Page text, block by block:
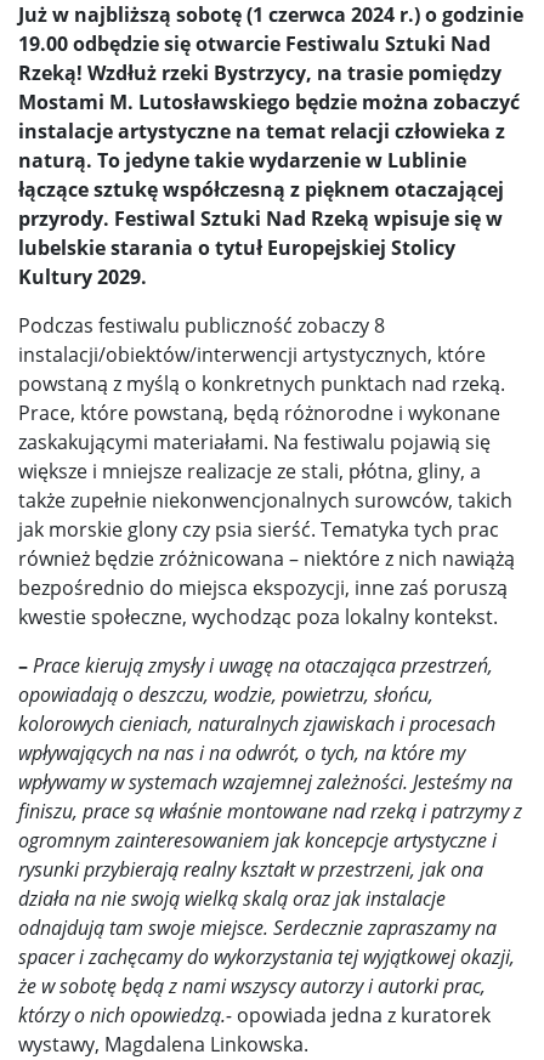
Już w najbliższą sobotę (1 czerwca 2024 r.) o godzinie
19.00 odbędzie się otwarcie Festiwalu Sztuki Nad
Rzeką! Wzdłuż rzeki Bystrzycy, na trasie pomiędzy
Mostami M. Lutosławskiego będzie można zobaczyć
instalacje artystyczne na temat relacji człowieka z
naturą. To jedyne takie wydarzenie w Lublinie
łączące sztukę współczesną z pięknem otaczającej
przyrody. Festiwal Sztuki Nad Rzeką wpisuje się w
lubelskie starania o tytuł Europejskiej Stolicy
Kultury 2029.
Podczas festiwalu publiczność zobaczy 8
instalacji/obiektów/interwencji artystycznych, które
powstaną z myślą o konkretnych punktach nad rzeką.
Prace, które powstaną, będą różnorodne i wykonane
zaskakującymi materiałami. Na festiwalu pojawią się
większe i mniejsze realizacje ze stali, płótna, gliny, a
także zupełnie niekonwencjonalnych surowców, takich
jak morskie glony czy psia sierść. Tematyka tych prac
również będzie zróżnicowana – niektóre z nich nawiążą
bezpośrednio do miejsca ekspozycji, inne zaś poruszą
kwestie społeczne, wychodząc poza lokalny kontekst.
–Prace kierują zmysły i uwagę na otaczająca przestrzeń,
opowiadają o deszczu, wodzie, powietrzu, słońcu,
kolorowych cieniach, naturalnych zjawiskach i procesach
wpływających na nas i na odwrót, o tych, na które my
wpływamy w systemach wzajemnej zależności. Jesteśmy na
finiszu, prace są właśnie montowane nad rzeką i patrzymy z
ogromnym zainteresowaniem jak koncepcje artystyczne i
rysunki przybierają realny kształt w przestrzeni, jak ona
działa na nie swoją wielką skalą oraz jak instalacje
odnajdują tam swoje miejsce. Serdecznie zapraszamy na
spacer i zachęcamy do wykorzystania tej wyjątkowej okazji,
że w sobotę będą z nami wszyscy autorzy i autorki prac,
którzy o nich opowiedzą.- opowiada jedna z kuratorek
wystawy, Magdalena Linkowska.